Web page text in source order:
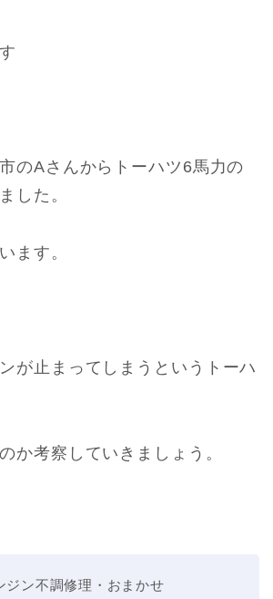
のAさんからトーハツ6馬力の
した。
ます。
が止まってしまうというトーハ
か考察していきましょう。
ジン不調修理・おまかせ